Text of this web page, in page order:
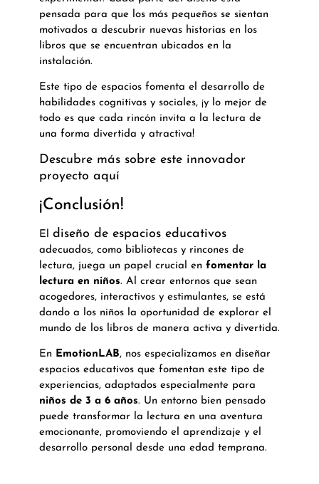
pensada para que los más pequeños se sientan
motivados a descubrir nuevas historias en los
libros que se encuentran ubicados en la
instalación.
Este tipo de espacios fomenta el desarrollo de
habilidades cognitivas y sociales, ¡y lo mejor de
todo es que cada rincón invita a la lectura de
una forma divertida y atractiva!
Descubre más sobre este innovador
proyecto aquí
¡Conclusión!
El diseño de espacios educativos
adecuados, como bibliotecas y rincones de
lectura, juega un papel crucial en fomentar la
lectura en niños. Al crear entornos que sean
acogedores, interactivos y estimulantes, se está
dando a los niños la oportunidad de explorar el
mundo de los libros de manera activa y divertida.
En EmotionLAB, nos especializamos en diseñar
espacios educativos que fomentan este tipo de
experiencias, adaptados especialmente para
niños de 3 a 6 años. Un entorno bien pensado
puede transformar la lectura en una aventura
emocionante, promoviendo el aprendizaje y el
desarrollo personal desde una edad temprana.